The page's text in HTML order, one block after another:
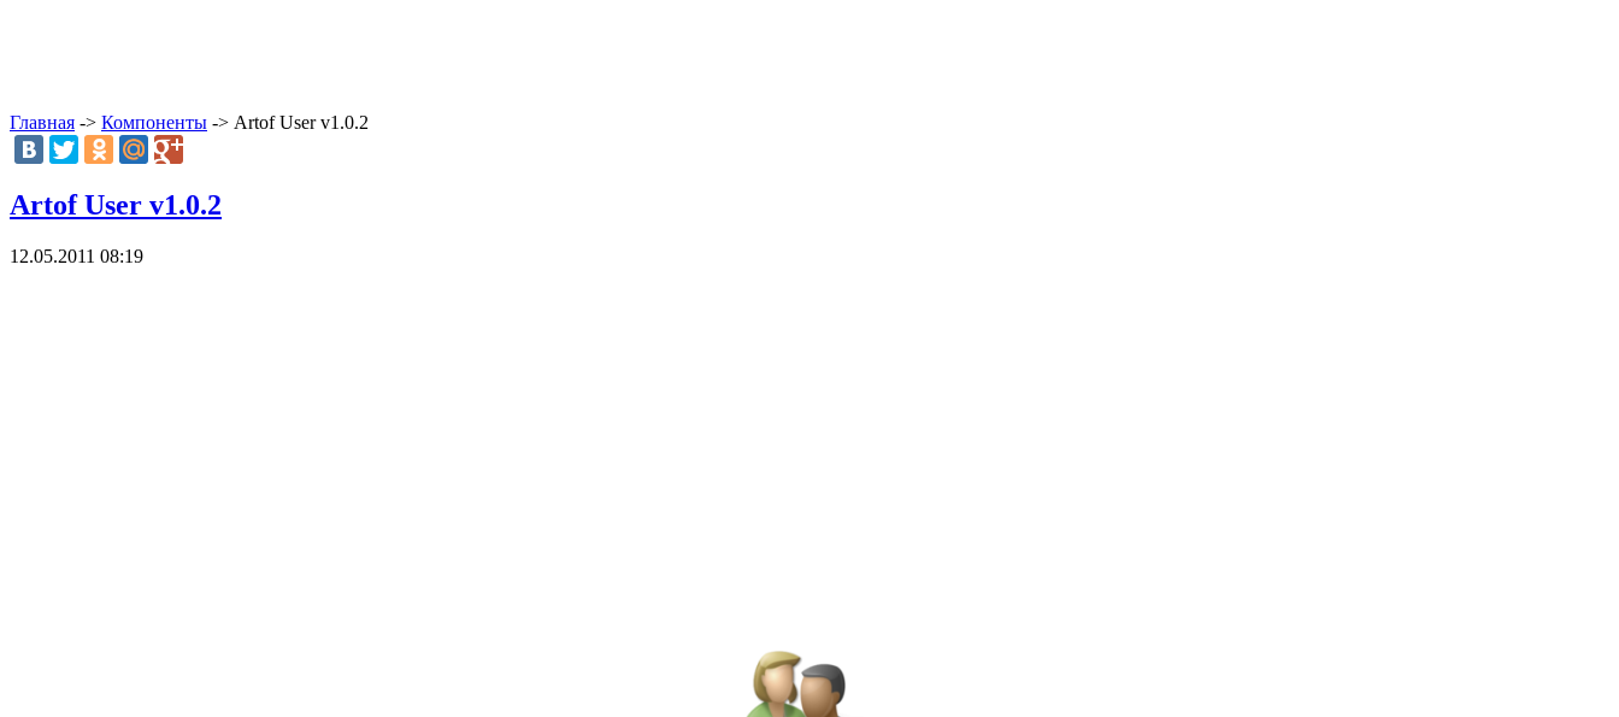
Главная -> Компоненты -> Artof User v1.0.2
Artof User v1.0.2
12.05.2011 08:19